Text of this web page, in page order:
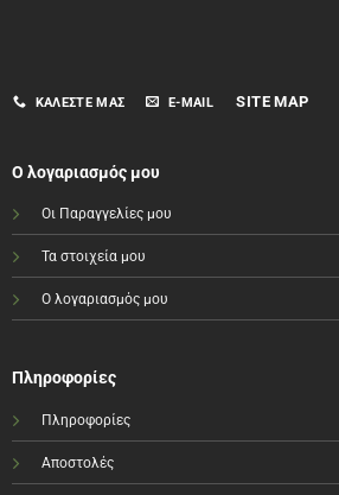
ΚΑΛΈΣΤΕ ΜΑΣ E-MAIL SITE MAP
Ο λογαριασμός μου
Οι Παραγγελίες μου
Τα στοιχεία μου
Ο λογαριασμός μου
Πληροφορίες
Πληροφορίες
Αποστολές